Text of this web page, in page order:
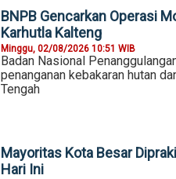
BNPB Gencarkan Operasi
Karhutla Kalteng
Minggu, 02/08/2026 10:51 WIB
Badan Nasional
penanganan kebakaran hutan
Tengah
Mayoritas Kota Besar
Hari Ini